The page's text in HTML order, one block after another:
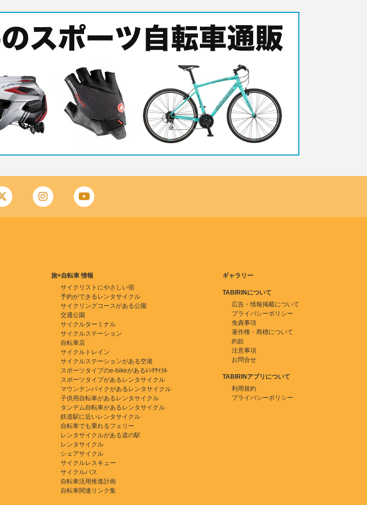
旅×自転車 情報
サイクリストにやさしい宿
予約ができるレンタサイクル
サイクリングコースがある公園
交通公園
サイクルターミナル
サイクルステーション
自転車店
サイクルトレイン
サイクルステーションがある空港
スポーツタイプのe-bikeがあるﾚﾝﾀｻｲｸﾙ
スポーツタイプがあるレンタサイクル
マウンテンバイクがあるレンタサイクル
子供用自転車があるレンタサイクル
タンデム自転車があるレンタサイクル
鉄道駅に近いレンタサイクル
自転車でも乗れるフェリー
レンタサイクルがある道の駅
レンタサイクル
シェアサイクル
サイクルレスキュー
サイクルバス
自転車活用推進計画
自転車関連リンク集
ギャラリー
TABIRINについて
広告・情報掲載について
プライバシーポリシー
免責事項
著作権・商標について
約款
注意事項
お問合せ
TABIRINアプリについて
利用規約
プライバシーポリシー